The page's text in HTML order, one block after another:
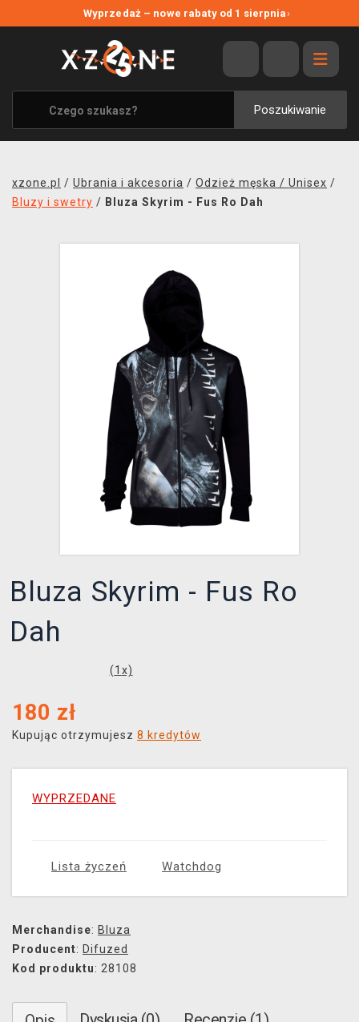
Wyprzedaż – nowe rabaty od 1 sierpnia›
Poszukiwanie
WYPRZEDAŻ
WSZYSTKIE MARKI
XZONE ORIGINALS
UBRANIA I AKCESORIA
SOUNDTRACKI
xzone.pl / Ubrania i akcesoria / Odzież męska / Unisex /
Bluzy i swetry / Bluza Skyrim - Fus Ro Dah
Bluza Skyrim - Fus Ro
Dah
(1 x)
180 zł
Kupując otrzymujesz 8 kredytów
WYPRZEDANE
Lista życzeń Watchdog
Merchandise: Bluza
Producent: Difuzed
Kod produktu: 28108